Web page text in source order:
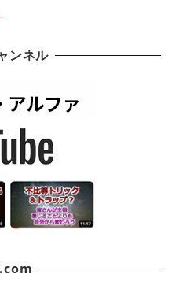
ンネル